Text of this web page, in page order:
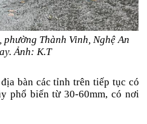
Thành Vinh, Nghệ An
Ảnh: K.T
bàn các tỉnh trên tiếp tục có
phổ biến từ 30-60mm, có nơi